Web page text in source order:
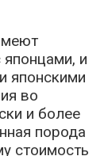
и
японскими
во
и более
порода
стоимость